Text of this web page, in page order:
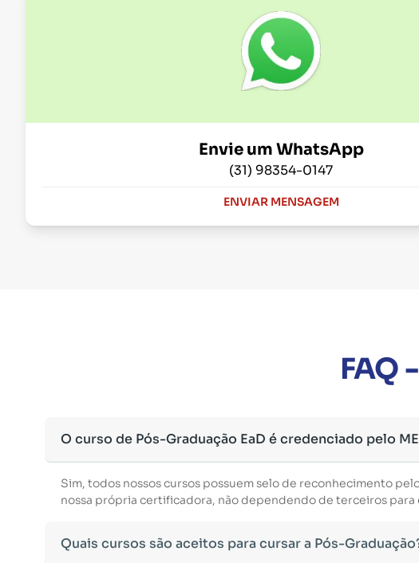
Envie um WhatsApp
(31) 98354-0147
ENVIAR MENSAGEM
FAQ
O curso de Pós-Graduação EaD é credenciado pelo
Sim, todos nossos cursos possuem selo de reconhecimento
nossa própria certificadora, não dependendo de terceiros
Quais cursos são aceitos para cursar a Pós-